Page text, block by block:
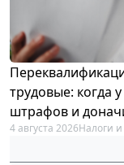
трудовые: когда
штрафов и
4 августа 2026Налоги и